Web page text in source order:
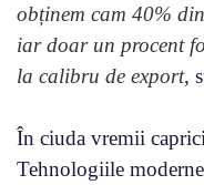
obținem cam 40%
iar doar un procent
la calibru de export,
În ciuda vremii
Tehnologiile